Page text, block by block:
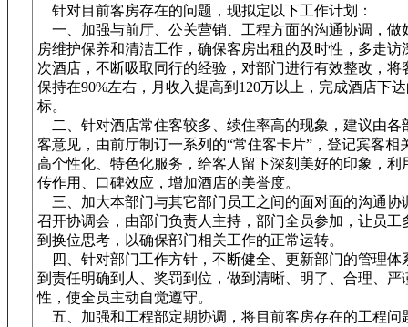
针对目前客房存在的问题，现拟定以下工作计划：
一、加强与前厅、公关营销、工程方面的沟通协调，做
房维护保养和清洁工作，确保客房出租的及时性，多走访
次酒店，不断吸取同行的经验，对部门进行有效整改，将
保持在90%左右，月收入提高到120万以上，完成酒店下
标。
二、针对酒店常住客较多、续住率高的现象，建议由各
客意见，由前厅制订一系列的“常住客卡片”，登记宾客相
高个性化、特色化服务，给客人留下深刻美好的印象，利
传作用、口碑效应，增加酒店的美誉度。
三、加大本部门与其它部门员工之间的面对面的沟通协
召开协调会，由部门负责人主持，部门全员参加，让员工
到换位思考，以确保部门相关工作的正常运转。
四、针对部门工作方针，不断健全、更新部门的管理体
到责任明确到人、奖罚到位，做到清晰、明了、合理、严
性，使全员主动自觉遵守。
五、加强和工程部定期协调，将目前客房存在的工程问